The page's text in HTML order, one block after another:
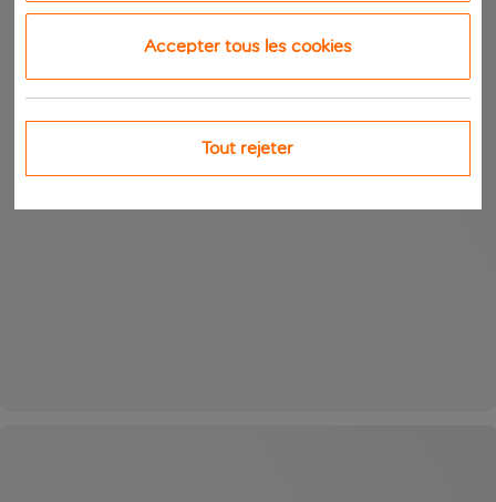
Accepter tous les cookies
Tout rejeter